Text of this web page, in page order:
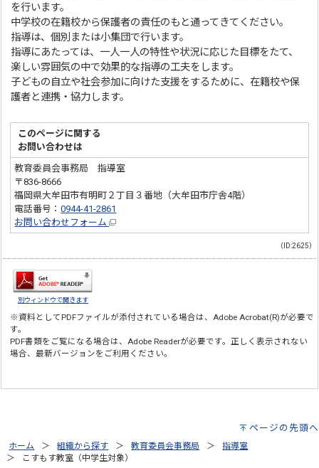
を行います。
中学校の在籍校から保護者の責任のもと通ってきてください。
指導は、個別または小集団で行います。
指導にあたっては、一人一人の特性や状況に応じた目標をたて、
楽しい雰囲気の中で効果的な指導の工夫をします。
子どもの自立や社会参加に向けた支援をするために、在籍校や保
護者と連携・協力します。
このページに関する
お問い合わせは
教育委員会事務局 指導室
〒836-8666
福岡県大牟田市有明町２丁目３番地（大牟田市庁舎4階）
電話番号：0944-41-2861
お問い合わせフォーム
（ID:2625）
別ウィンドウで開きます
※資料としてPDFファイルが添付されている場合は、Adobe Acrobat(R)が必要で
す。
PDF書類をご覧になる場合は、Adobe Readerが必要です。正しく表示されない
場合、最新バージョンをご利用ください。
ページの先頭へ
ホーム 組織から探す 教育委員会事務局
指導室
こすもす教室（中学生対象）